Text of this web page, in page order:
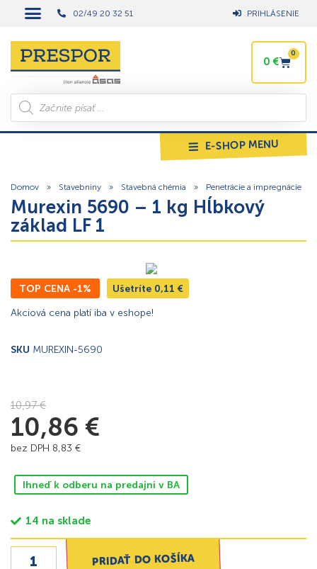
02/49 20 32 51 PRIHLÁSENIE
0 €
0
E-SHOP MENU
Domov » Stavebniny » Stavebná chémia » Penetrácie a impregnácie
Murexin 5690 – 1 kg Hĺbkový
základ LF 1
TOP CENA -1% Ušetríte 0,11 €
Akciová cena platí iba v eshope!
SKU MUREXIN-5690
10,97€
10,86 €
bez DPH 8,83 €
Ihneď k odberu na predajni v BA
14 na sklade
PRIDAŤ DO KOŠÍKA